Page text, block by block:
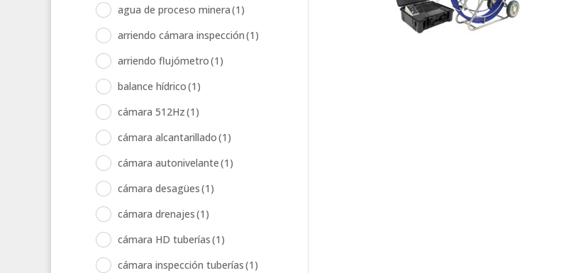
agua de proceso minera(1)
arriendo cámara inspección(1)
arriendo flujómetro(1)
balance hídrico(1)
cámara 512Hz(1)
cámara alcantarillado(1)
cámara autonivelante(1)
cámara desagües(1)
cámara drenajes(1)
cámara HD tuberías(1)
cámara inspección tuberías(1)